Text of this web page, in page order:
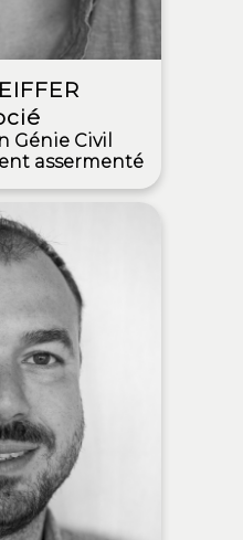
Génie Civil
assermenté